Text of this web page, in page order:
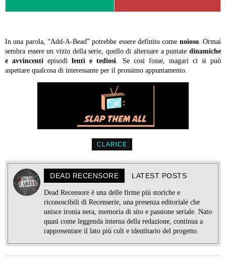
In una parola, “Add-A-Bead” potrebbe essere definito come noioso. Ormai
sembra essere un vizio della serie, quello di alternare a puntate dinamiche
e avvincenti episodilenti e tediosi . Se così fosse, magari ci si può
aspettare qualcosa di interessante per il prossimo appuntamento.
CLARICE
DEAD RECENSORE LATEST POSTS
Dead Recensore è una delle firme più storiche e
riconoscibili di Recenserie, una presenza editoriale che
unisce ironia nera, memoria di sito e passione seriale. Nato
quasi come leggenda interna della redazione, continua a
rappresentare il lato più cult e identitario del progetto.